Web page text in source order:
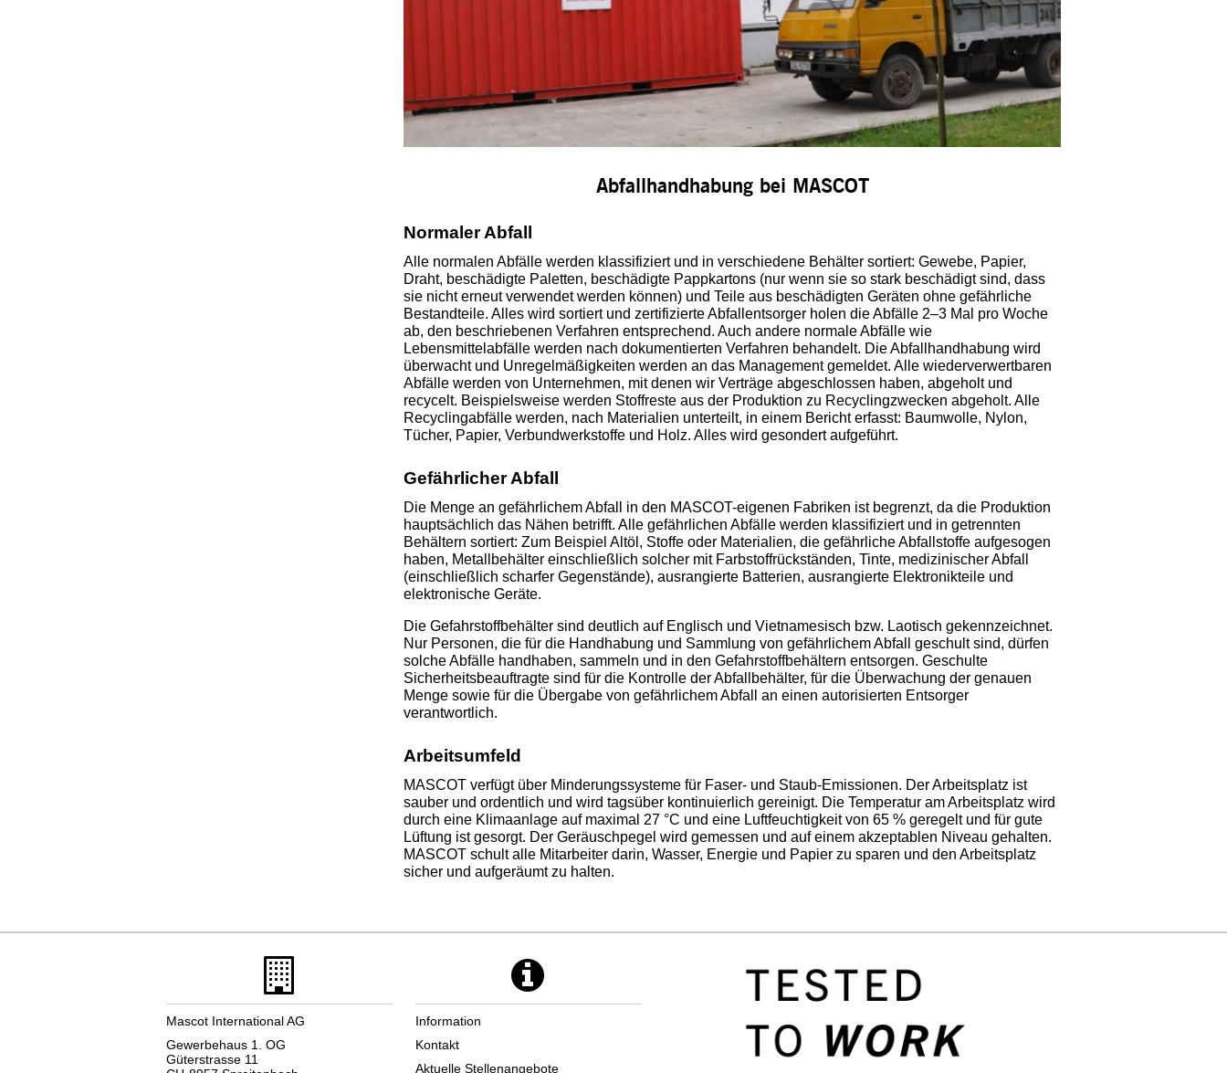
Abfallhandhabung bei MASCOT
Normaler Abfall
Alle normalen Abfälle werden klassifiziert und in verschiedene Behälter sortiert: Gewebe, Papier,
Draht, beschädigte Paletten, beschädigte Pappkartons (nur wenn sie so stark beschädigt sind, dass
sie nicht erneut verwendet werden können) und Teile aus beschädigten Geräten ohne gefährliche
Bestandteile. Alles wird sortiert und zertifizierte Abfallentsorger holen die Abfälle 2–3 Mal pro Woche
ab, den beschriebenen Verfahren entsprechend. Auch andere normale Abfälle wie
Lebensmittelabfälle werden nach dokumentierten Verfahren behandelt. Die Abfallhandhabung wird
überwacht und Unregelmäßigkeiten werden an das Management gemeldet. Alle wiederverwertbaren
Abfälle werden von Unternehmen, mit denen wir Verträge abgeschlossen haben, abgeholt und
recycelt. Beispielsweise werden Stoffreste aus der Produktion zu Recyclingzwecken abgeholt. Alle
Recyclingabfälle werden, nach Materialien unterteilt, in einem Bericht erfasst: Baumwolle, Nylon,
Tücher, Papier, Verbundwerkstoffe und Holz. Alles wird gesondert aufgeführt.
Gefährlicher Abfall
Die Menge an gefährlichem Abfall in den MASCOT-eigenen Fabriken ist begrenzt, da die Produktion
hauptsächlich das Nähen betrifft. Alle gefährlichen Abfälle werden klassifiziert und in getrennten
Behältern sortiert: Zum Beispiel Altöl, Stoffe oder Materialien, die gefährliche Abfallstoffe aufgesogen
haben, Metallbehälter einschließlich solcher mit Farbstoffrückständen, Tinte, medizinischer Abfall
(einschließlich scharfer Gegenstände), ausrangierte Batterien, ausrangierte Elektronikteile und
elektronische Geräte.
Die Gefahrstoffbehälter sind deutlich auf Englisch und Vietnamesisch bzw. Laotisch gekennzeichnet.
Nur Personen, die für die Handhabung und Sammlung von gefährlichem Abfall geschult sind, dürfen
solche Abfälle handhaben, sammeln und in den Gefahrstoffbehältern entsorgen. Geschulte
Sicherheitsbeauftragte sind für die Kontrolle der Abfallbehälter, für die Überwachung der genauen
Menge sowie für die Übergabe von gefährlichem Abfall an einen autorisierten Entsorger
verantwortlich.
Arbeitsumfeld
MASCOT verfügt über Minderungssysteme für Faser- und Staub-Emissionen. Der Arbeitsplatz ist
sauber und ordentlich und wird tagsüber kontinuierlich gereinigt. Die Temperatur am Arbeitsplatz wird
durch eine Klimaanlage auf maximal 27 °C und eine Luftfeuchtigkeit von 65 % geregelt und für gute
Lüftung ist gesorgt. Der Geräuschpegel wird gemessen und auf einem akzeptablen Niveau gehalten.
MASCOT schult alle Mitarbeiter darin, Wasser, Energie und Papier zu sparen und den Arbeitsplatz
sicher und aufgeräumt zu halten.
Mascot International AG
Gewerbehaus 1. OG
Güterstrasse 11
Information
Kontakt
Aktuelle Stellenangebote